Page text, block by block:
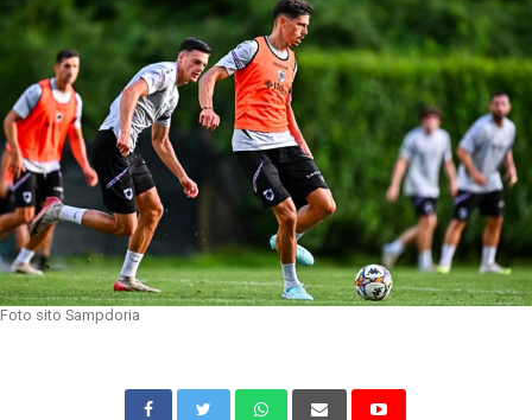
Foto sito Sampdoria